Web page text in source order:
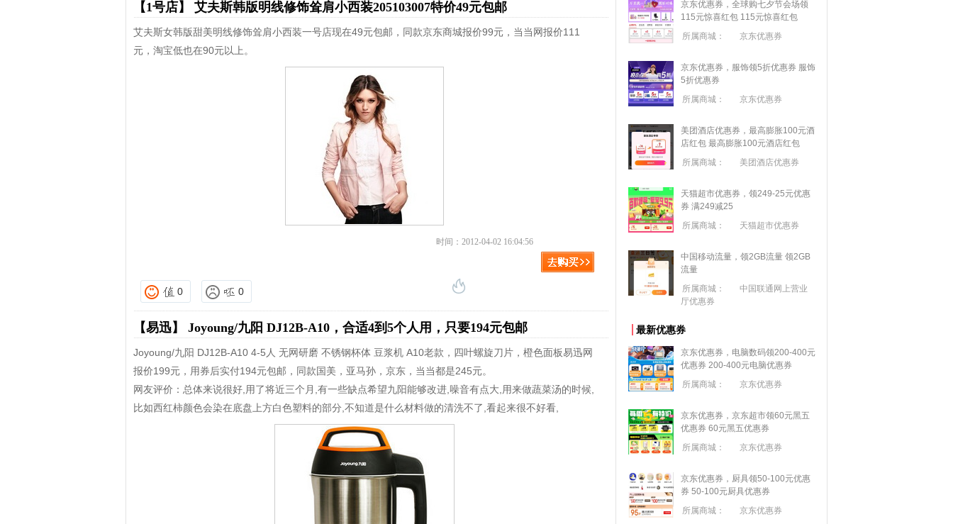
【1号店】 艾夫斯韩版明线修饰耸肩小西装205103007特价49元包邮
艾夫斯女韩版甜美明线修饰耸肩小西装一号店现在49元包邮，同款京东商城报价99元，当当网报价111
元，淘宝低也在90元以上。
时间：2012-04-02 16:04:56
0 0
【易迅】 Joyoung/九阳 DJ12B-A10，合适4到5个人用，只要194元包邮
Joyoung/九阳 DJ12B-A10 4-5人 无网研磨 不锈钢杯体 豆浆机 A10老款，四叶螺旋刀片，橙色面板易迅网
报价199元，用券后实付194元包邮，同款国美，亚马孙，京东，当当都是245元。
网友评价：总体来说很好,用了将近三个月,有一些缺点希望九阳能够改进,噪音有点大,用来做蔬菜汤的时候,
比如西红柿颜色会染在底盘上方白色塑料的部分,不知道是什么材料做的清洗不了,看起来很不好看,
京东优惠券，全球购七夕节会场领
115元惊喜红包 115元惊喜红包
所属商城：
京东优惠券
京东优惠券，服饰领5折优惠券 服饰
5折优惠券
所属商城：
京东优惠券
美团酒店优惠券，最高膨胀100元酒
店红包 最高膨胀100元酒店红包
所属商城：
美团酒店优惠券
天猫超市优惠券，领249-25元优惠
券 满249减25
所属商城：
天猫超市优惠券
中国移动流量，领2GB流量 领2GB
流量
所属商城：
中国联通网上营业
厅优惠券
最新优惠券
京东优惠券，电脑数码领200-400元
优惠券 200-400元电脑优惠券
所属商城：
京东优惠券
京东优惠券，京东超市领60元黑五
优惠券 60元黑五优惠券
所属商城：
京东优惠券
京东优惠券，厨具领50-100元优惠
券 50-100元厨具优惠券
所属商城：
京东优惠券